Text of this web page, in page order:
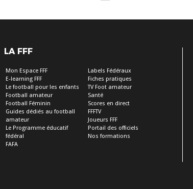
LA FFF
Mon Espace FFF
E-learning FFF
Le football pour les enfants
Football amateur
Football Féminin
Guides dédiés au football
amateur
Le Programme éducatif
fédéral
FAFA
Labels Fédéraux
Fiches pratiques
TV Foot amateur
Santé
Scores en direct
FFFTV
Joueurs FFF
Portail des officiels
Nos formations